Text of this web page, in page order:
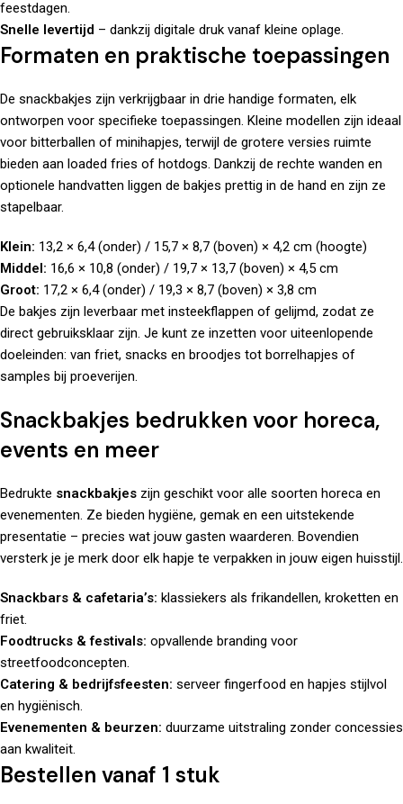
feestdagen.
Snelle levertijd – dankzij digitale druk vanaf kleine oplage.
Formaten en praktische toepassingen
De snackbakjes zijn verkrijgbaar in drie handige formaten, elk
ontworpen voor specifieke toepassingen. Kleine modellen zijn ideaal
voor bitterballen of minihapjes, terwijl de grotere versies ruimte
bieden aan loaded fries of hotdogs. Dankzij de rechte wanden en
optionele handvatten liggen de bakjes prettig in de hand en zijn ze
stapelbaar.
Klein: 13,2 × 6,4 (onder) / 15,7 × 8,7 (boven) × 4,2 cm (hoogte)
Middel: 16,6 × 10,8 (onder) / 19,7 × 13,7 (boven) × 4,5 cm
Groot: 17,2 × 6,4 (onder) / 19,3 × 8,7 (boven) × 3,8 cm
De bakjes zijn leverbaar met insteekflappen of gelijmd, zodat ze
direct gebruiksklaar zijn. Je kunt ze inzetten voor uiteenlopende
doeleinden: van friet, snacks en broodjes tot borrelhapjes of
samples bij proeverijen.
Snackbakjes bedrukken voor horeca,
events en meer
Bedrukte snackbakjes zijn geschikt voor alle soorten horeca en
evenementen. Ze bieden hygiëne, gemak en een uitstekende
presentatie – precies wat jouw gasten waarderen. Bovendien
versterk je je merk door elk hapje te verpakken in jouw eigen huisstijl.
Snackbars & cafetaria’s: klassiekers als frikandellen, kroketten en
friet.
Foodtrucks & festivals: opvallende branding voor
streetfoodconcepten.
Catering & bedrijfsfeesten: serveer fingerfood en hapjes stijlvol
en hygiënisch.
Evenementen & beurzen: duurzame uitstraling zonder concessies
aan kwaliteit.
Bestellen vanaf 1 stuk